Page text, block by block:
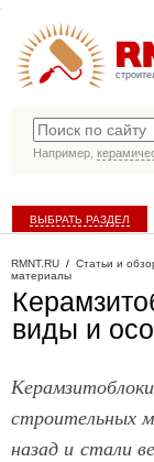
Например,
ВЫБРАТЬ РАЗДЕЛ
RMNT.RU / Статьи и
материалы
виды и
строительных
назад и стали